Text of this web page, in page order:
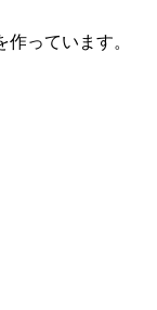
っています。